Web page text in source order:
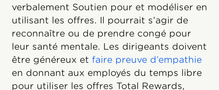
verbalement Soutien pour et modéliser en
utilisant les offres. Il pourrait s’agir de
reconnaître ou de prendre congé pour
leur santé mentale. Les dirigeants doivent
être généreux et faire preuve d’empathie
en donnant aux employés du temps libre
pour utiliser les offres Total Rewards,